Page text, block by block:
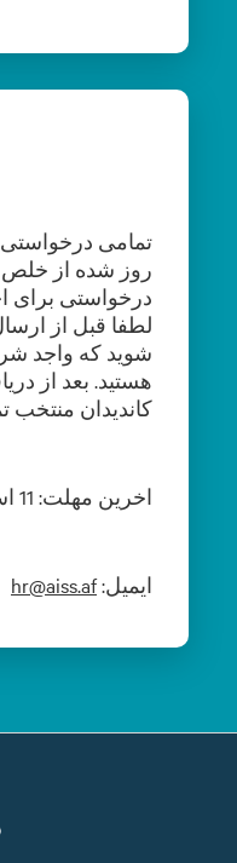
تمامی
روز شده از خلص
درخواستی برای
لطفا قبل از
شوید که واجد
هستید. بعد از
کاندیدان
اخرین مهلت: 11 اسد 1398
ایمیل:hr@aiss.af